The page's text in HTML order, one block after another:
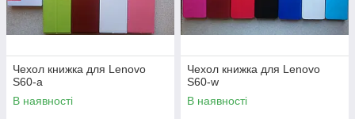
Чехол книжка для Lenovo
S60-a
В наявності
Чехол книжка для Lenovo
S60-w
В наявності